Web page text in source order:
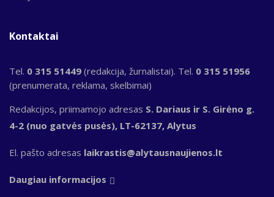
Kontaktai
Tel. 0 315 51449 (redakcija, žurnalistai). Tel. 0 315 51956
(prenumerata, reklama, skelbimai)
Redakcijos, priimamojo adresas S. Dariaus ir S. Girėno g.
4-2 (nuo gatvės pusės), LT-62137, Alytus
El. pašto adresas laikrastis@alytausnaujienos.lt
Daugiau informacijos